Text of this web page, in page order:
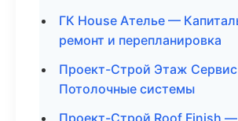
ГК House Ателье —
ремонт и перепланировка
Проект-Строй Этаж
Потолочные системы
Проект-Строй Roof Finish —